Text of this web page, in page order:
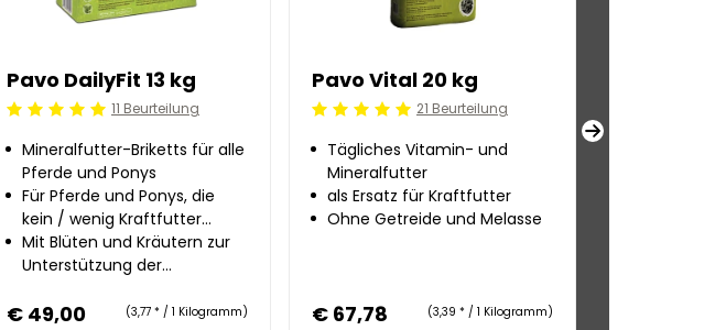
Pavo DailyFit 13 kg
Beoordeling: 5/511 Beurteilung
Mineralfutter-Briketts für alle
Pferde und Ponys
Für Pferde und Ponys, die
kein / wenig Kraftfutter
erhalten
Mit Blüten und Kräutern zur
Unterstützung der
€ 49,00 (3,77 * / 1 Kilogramm)
Pavo Vital 20 kg
Beoordeling: 5/521 Beurteilung
Tägliches Vitamin- und
Mineralfutter
als Ersatz für Kraftfutter
Ohne Getreide und Melasse
€ 67,78 (3,39 * / 1 Kilogramm)